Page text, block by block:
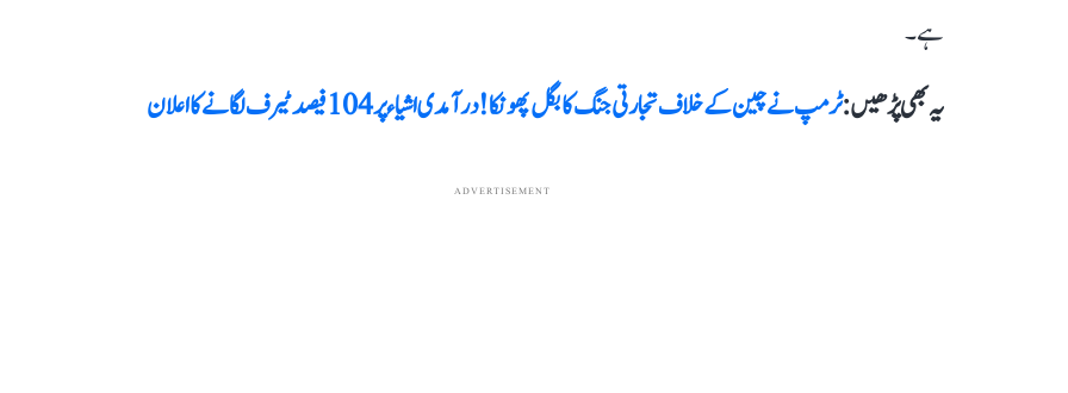
ہے۔
یہ بھی پڑھیں :ٹرمپ نے چین کے خلاف تجارتی جنگ کا بگل پھونکا! درآمدی اشیاء پر 104 فیصد ٹیرف لگانے کا اعلان
ADVERTISEMENT